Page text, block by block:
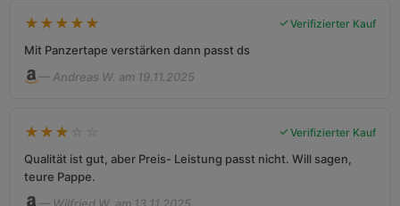
★ ★ ★ ★ ★ Verifizierter Kauf
Mit Panzertape verstärken dann passt ds
— Andreas W. am 19.11.2025
★ ★ ★ Verifizierter Kauf
Qualität ist gut, aber Preis- Leistung passt nicht. Will sagen,
teure Pappe.